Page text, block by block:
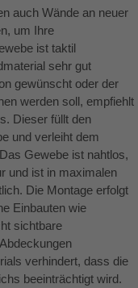
auch Wände an neuer
um Ihre
ist taktil
sehr gut
gewünscht oder der
werden soll, empfiehlt
Dieser füllt den
und verleiht dem
Gewebe ist nahtlos,
und ist in maximalen
Die Montage erfolgt
Einbauten wie
sichtbare
verhindert, dass die
beeinträchtigt wird.